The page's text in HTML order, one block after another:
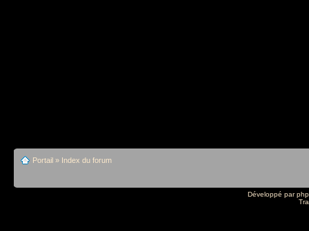
Portail » Index du forum
Développé par